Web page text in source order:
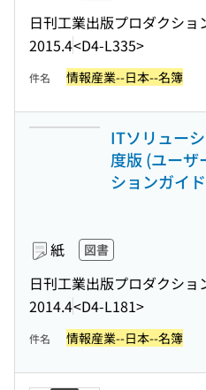
日刊工業出版プロダクショ
2015.4<D4-L335>
件名 情報産業--日本--名簿
ITソリュー
度版 (ユーザ
ションガイ
紙 図書
日刊工業出版プロダクショ
2014.4<D4-L181>
件名 情報産業--日本--名簿